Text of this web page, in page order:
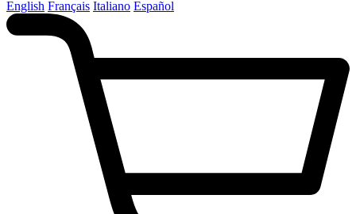
English Français Italiano Español